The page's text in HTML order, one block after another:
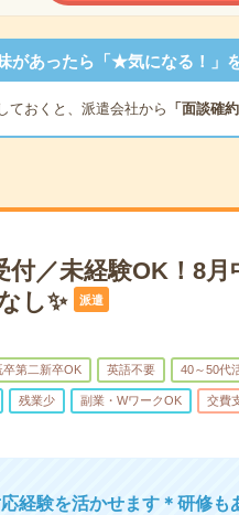
があったら「★気になる！」
ておくと、派遣会社から 「面談確約
付／未経験OK！8
し✨
派遣
卒第二新卒OK 英語不要 40～50代
残業少 副業・WワークOK 交費
経験を活かせます＊研修も